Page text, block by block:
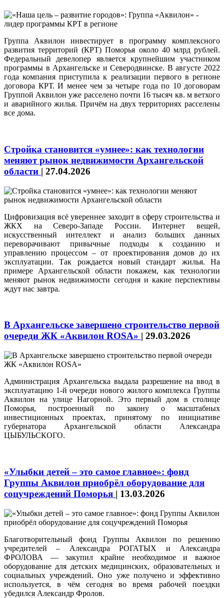
Группа Аквилон инвестирует в программу комплексного
развития территорий (КРТ) Поморья около 40 млрд рублей.
Федеральный девелопер является крупнейшим участником
программы в Архангельске и Северодвинске. В августе 2022
года компания приступила к реализации первого в регионе
договора КРТ. И менее чем за четыре года по 10 договорам
Группой Аквилон уже расселено почти 16 тысяч кв. м ветхого
и аварийного жилья. Причём на двух территориях расселены
все дома.
Стройка становится «умнее»: как технологии
меняют рынок недвижимости Архангельской
области | 27.04.2026
Цифровизация всё увереннее заходит в сферу строительства и
ЖКХ на Северо-Западе России. Интернет вещей,
искусственный интеллект и анализ больших данных
переворачивают привычные подходы к созданию и
управлению процессом – от проектирования домов до их
эксплуатации. Так рождается новый стандарт жилья. На
примере Архангельской области покажем, как технологии
меняют рынок недвижимости сегодня и какие перспективы
ждут нас завтра.
В Архангельске завершено строительство первой
очереди ЖК «Аквилон ROSA» | 29.03.2026
Администрация Архангельска выдала разрешение на ввод в
эксплуатацию 1-й очереди нового жилого комплекса Группы
Аквилон на улице Нагорной. Это первый дом в столице
Поморья, построенный по закону о масштабных
инвестиционных проектах, принятому по инициативе
губернатора Архангельской области Александра
ЦЫБУЛЬСКОГО.
«Улыбки детей – это самое главное»: фонд
Группы Аквилон приобрёл оборудование для
соцучреждений Поморья | 13.03.2026
Благотворительный фонд Группы Аквилон по решению
учредителей – Александра РОГАТЫХ и Александра
ФРОЛОВА — закупил крайне необходимое и важное
оборудование для детских медицинских, образовательных и
социальных учреждений. Оно уже получено и эффективно
используется, в чём сегодня во время рабочей поездки
убедился Александр Фролов.